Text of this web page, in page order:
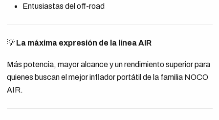
Entusiastas del off-road
💡 La máxima expresión de la línea AIR
Más potencia, mayor alcance y un rendimiento superior para
quienes buscan el mejor inflador portátil de la familia NOCO
AIR.